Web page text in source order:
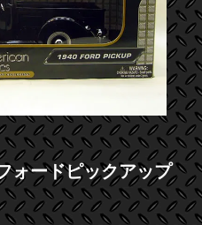
ォードピックアップ